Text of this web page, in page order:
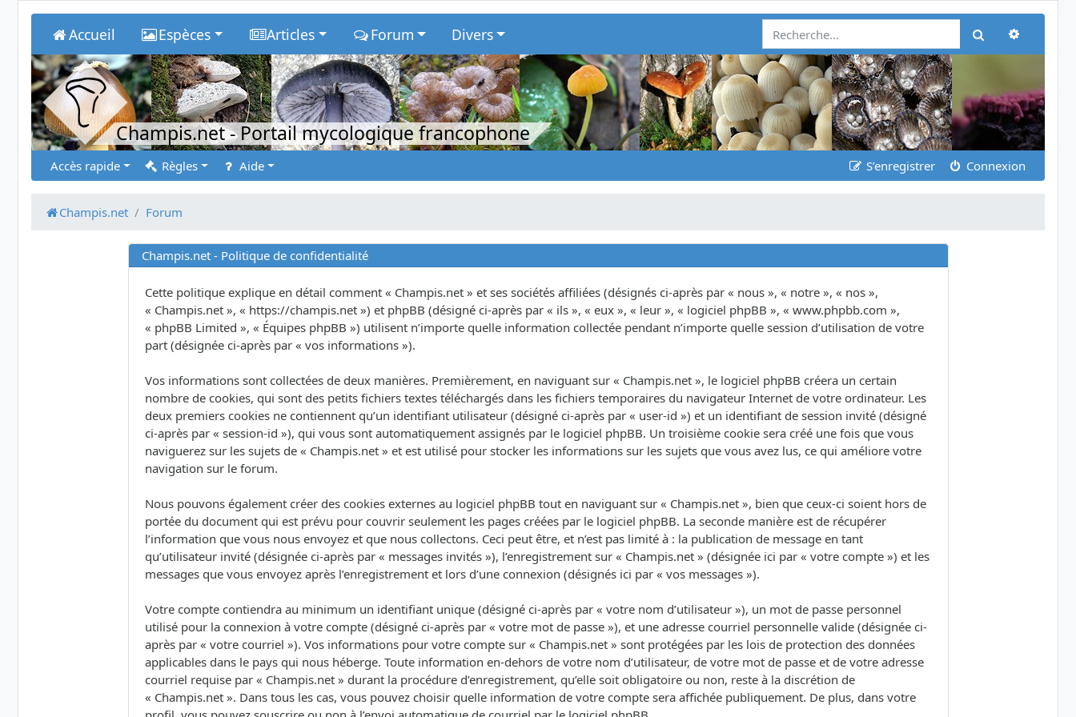
Accueil Espèces Articles Forum Divers Rechercher
Champis.net- Portail mycologique francophone
Accès rapide Règles Aide S’enregistrer Connexion
Champis.net Forum
Champis.net - Politique de confidentialité
Cette politique explique en détail comment « Champis.net » et ses sociétés affiliées (désignés ci-après par « nous », « notre », « nos »,
« Champis.net », « https://champis.net ») et phpBB (désigné ci-après par « ils », « eux », « leur », « logiciel phpBB », « www.phpbb.com »,
« phpBB Limited », « Équipes phpBB ») utilisent n’importe quelle information collectée pendant n’importe quelle session d’utilisation de votre
part (désignée ci-après par « vos informations »).
Vos informations sont collectées de deux manières. Premièrement, en naviguant sur « Champis.net », le logiciel phpBB créera un certain
nombre de cookies, qui sont des petits fichiers textes téléchargés dans les fichiers temporaires du navigateur Internet de votre ordinateur. Les
deux premiers cookies ne contiennent qu’un identifiant utilisateur (désigné ci-après par « user-id ») et un identifiant de session invité (désigné
ci-après par « session-id »), qui vous sont automatiquement assignés par le logiciel phpBB. Un troisième cookie sera créé une fois que vous
naviguerez sur les sujets de « Champis.net » et est utilisé pour stocker les informations sur les sujets que vous avez lus, ce qui améliore votre
navigation sur le forum.
Nous pouvons également créer des cookies externes au logiciel phpBB tout en naviguant sur « Champis.net », bien que ceux-ci soient hors de
portée du document qui est prévu pour couvrir seulement les pages créées par le logiciel phpBB. La seconde manière est de récupérer
l’information que vous nous envoyez et que nous collectons. Ceci peut être, et n’est pas limité à : la publication de message en tant
qu’utilisateur invité (désignée ci-après par « messages invités »), l’enregistrement sur « Champis.net » (désignée ici par « votre compte ») et les
messages que vous envoyez après l’enregistrement et lors d’une connexion (désignés ici par « vos messages »).
Votre compte contiendra au minimum un identifiant unique (désigné ci-après par « votre nom d’utilisateur »), un mot de passe personnel
utilisé pour la connexion à votre compte (désigné ci-après par « votre mot de passe »), et une adresse courriel personnelle valide (désignée ci-
après par « votre courriel »). Vos informations pour votre compte sur « Champis.net » sont protégées par les lois de protection des données
applicables dans le pays qui nous héberge. Toute information en-dehors de votre nom d’utilisateur, de votre mot de passe et de votre adresse
courriel requise par « Champis.net » durant la procédure d’enregistrement, qu’elle soit obligatoire ou non, reste à la discrétion de
« Champis.net ». Dans tous les cas, vous pouvez choisir quelle information de votre compte sera affichée publiquement. De plus, dans votre